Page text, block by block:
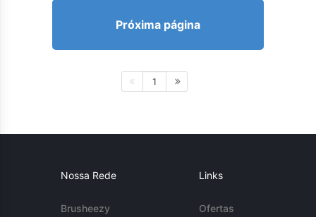
Próxima página
1
Nossa Rede
Brusheezy
Links
Ofertas